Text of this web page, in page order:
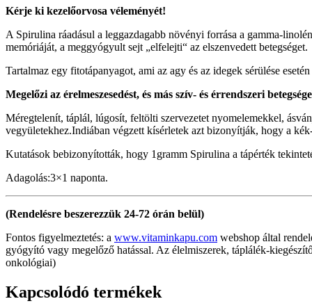
Kérje ki kezelőorvosa véleményét!
A Spirulina ráadásul a leggazdagabb növényi forrása a gamma-
memóriáját, a meggyógyult sejt „elfelejti“ az elszenvedett betegséget.
Tartalmaz egy fitotápanyagot, ami az agy és az idegek sérülése
Megelőzi az érelmeszesedést, és más szív- és érrendszeri
Méregtelenít, táplál, lúgosít, feltölti szervezetet nyomelemekkel,
vegyületekhez.Indiában végzett kísérletek azt bizonyítják, hogy a
Kutatások bebizonyították, hogy 1gramm Spirulina a tápérték
Adagolás:3×1 naponta.
(Rendelésre beszerezzük 24-72 órán belül)
Fontos figyelmeztetés: a www.vitaminkapu.com webshop által
gyógyító vagy megelőző hatással. Az élelmiszerek, táplálék-
onkológiai)
Kapcsolódó termékek